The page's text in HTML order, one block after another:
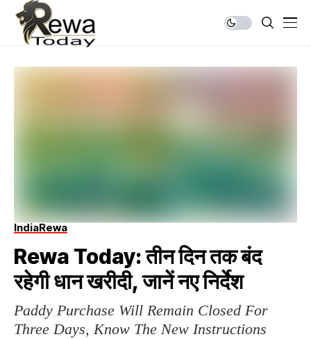
IndiaRewa
Rewa Today: तीन दिन तक बंद
रहेगी धान खरीदी, जानें नए निर्देश
Paddy Purchase Will Remain Closed For
Three Days, Know The New Instructions